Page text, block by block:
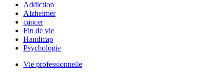
Addiction
Alzheimer
cancer
Fin de vie
Handicap
Psychologie
Vie professionnelle